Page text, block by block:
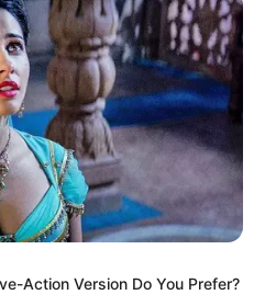
Action Version Do You Prefer?